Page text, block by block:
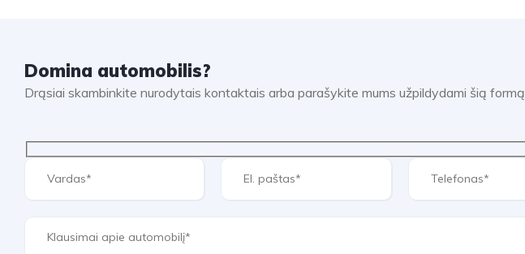
Domina automobilis?
Drąsiai skambinkite nurodytais kontaktais arba parašykite mums užpildydami šią formą